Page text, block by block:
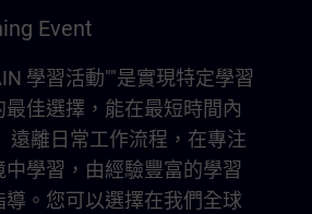
Event
學習活動""是實現特定學習
最佳選擇，能在最短時間內
遠離日常工作流程，在專注
中學習，由經驗豐富的學習
導。您可以選擇在我們全球